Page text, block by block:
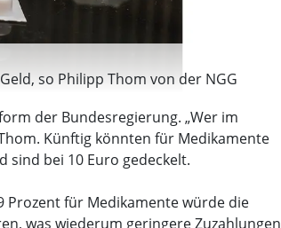
so Philipp Thom von der NGG
der Bundesregierung. „Wer im
Künftig könnten für Medikamente
sind bei 10 Euro gedeckelt.
Prozent für Medikamente würde die
was wiederum geringere Zuzahlungen